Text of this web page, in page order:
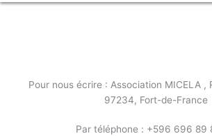
Pour nous écrire : Association MICELA ,
97234, Fort-de-France
Par téléphone : +596 696 89